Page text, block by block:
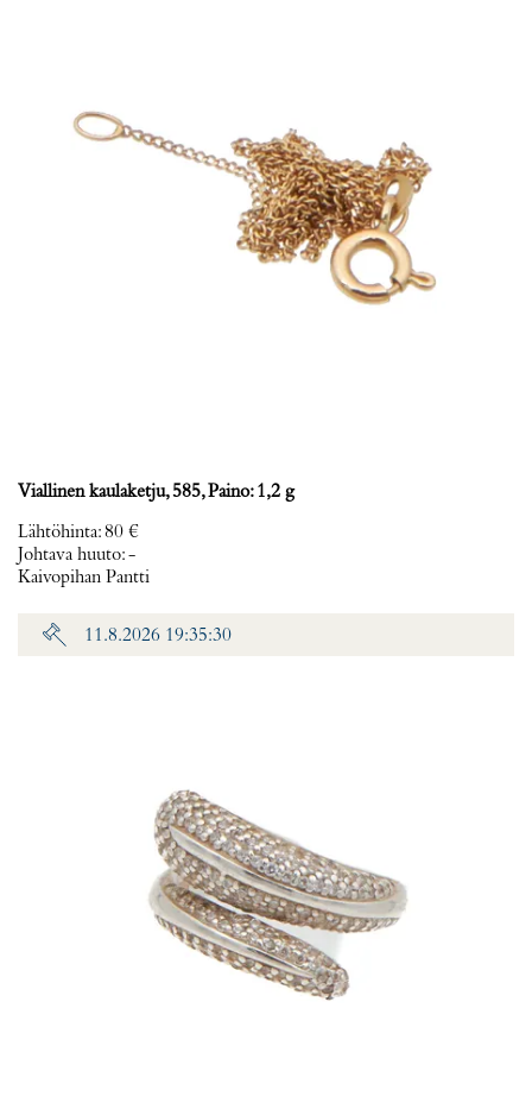
Viallinen kaulaketju, 585, Paino: 1,2 g
Lähtöhinta:80 €
Johtava huuto:-
Kaivopihan Pantti
11.8.2026 19:35:30